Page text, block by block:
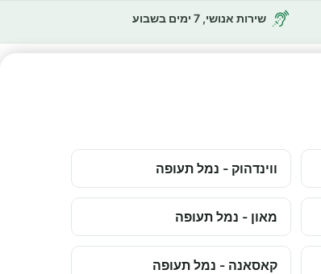
שירות אנושי, 7 ימים בשבוע
ווינדהוק - נמל תעופה
מאון - נמל תעופה
קאסאנה - נמל תעופה